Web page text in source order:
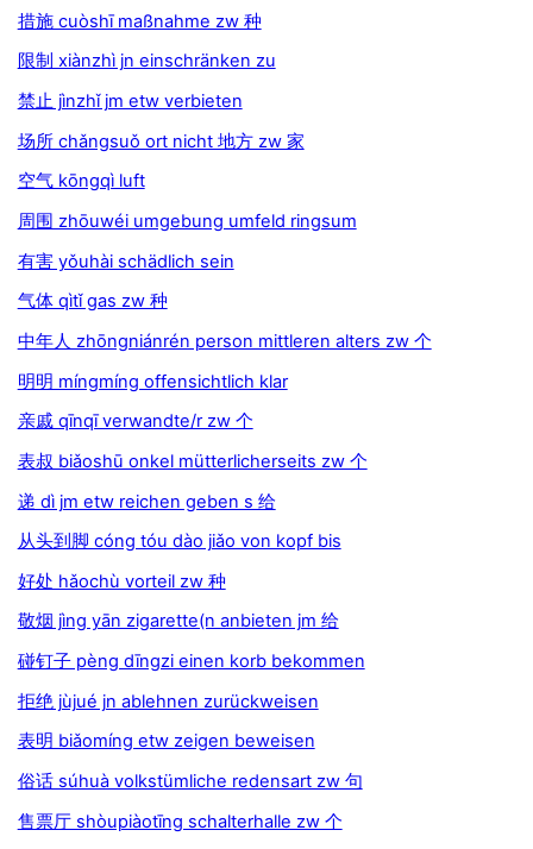
措施 cuòshī maßnahme zw 种
限制 xiànzhì jn einschränken zu
禁止 jìnzhǐ jm etw verbieten
场所 chǎngsuǒ ort nicht 地方 zw 家
空气 kōngqì luft
周围 zhōuwéi umgebung umfeld ringsum
有害 yǒuhài schädlich sein
气体 qìtǐ gas zw 种
中年人 zhōngniánrén person mittleren alters zw 个
明明 míngmíng offensichtlich klar
亲戚 qīnqī verwandte/r zw 个
表叔 biǎoshū onkel mütterlicherseits zw 个
递 dì jm etw reichen geben s 给
从头到脚 cóng tóu dào jiǎo von kopf bis
好处 hǎochù vorteil zw 种
敬烟 jìng yān zigarette(n anbieten jm 给
碰钉子 pèng dīngzi einen korb bekommen
拒绝 jùjué jn ablehnen zurückweisen
表明 biǎomíng etw zeigen beweisen
俗话 súhuà volkstümliche redensart zw 句
售票厅 shòupiàotīng schalterhalle zw 个